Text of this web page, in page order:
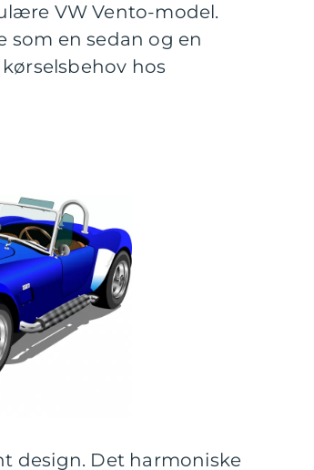
VW Vento-model.
en sedan og en
hos
design. Det harmoniske